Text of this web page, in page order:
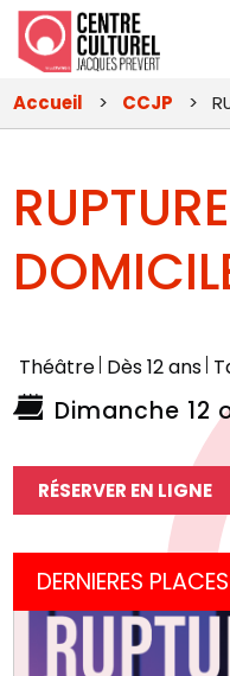
Accueil CCJP
Théâtre Dès 12 ans
Dimanche 12
RÉSERVER EN LIGNE
DERNIERES PLACES